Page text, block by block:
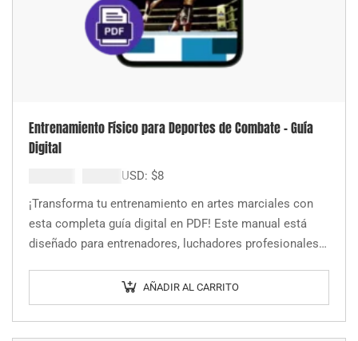
Entrenamiento Físico para Deportes de Combate – Guía
Digital
original
$15.000.
El
actual
USD: $8
¡Transforma tu entrenamiento en artes marciales con
esta completa guía digital en PDF! Este manual está
diseñado para entrenadores, luchadores profesionales y
AÑADIR AL CARRITO